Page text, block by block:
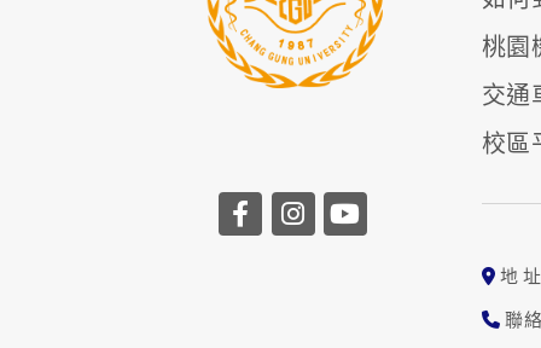
前往長庚大學facebook
前往長庚大學
前往長庚大
桃園
交通
校區
地
聯